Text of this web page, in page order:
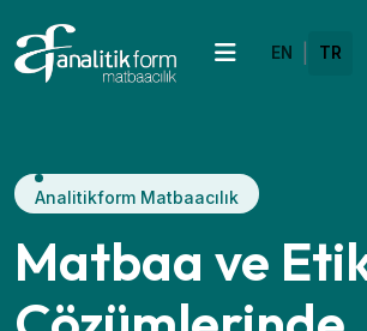
EN TR
Analitikform Matbaacılık
Matbaa ve